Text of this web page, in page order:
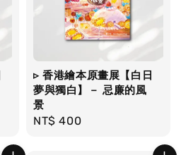
▹ 香港繪本原畫展【白日
夢與獨白】－ 忌廉的風
景
Regular
NT$ 400